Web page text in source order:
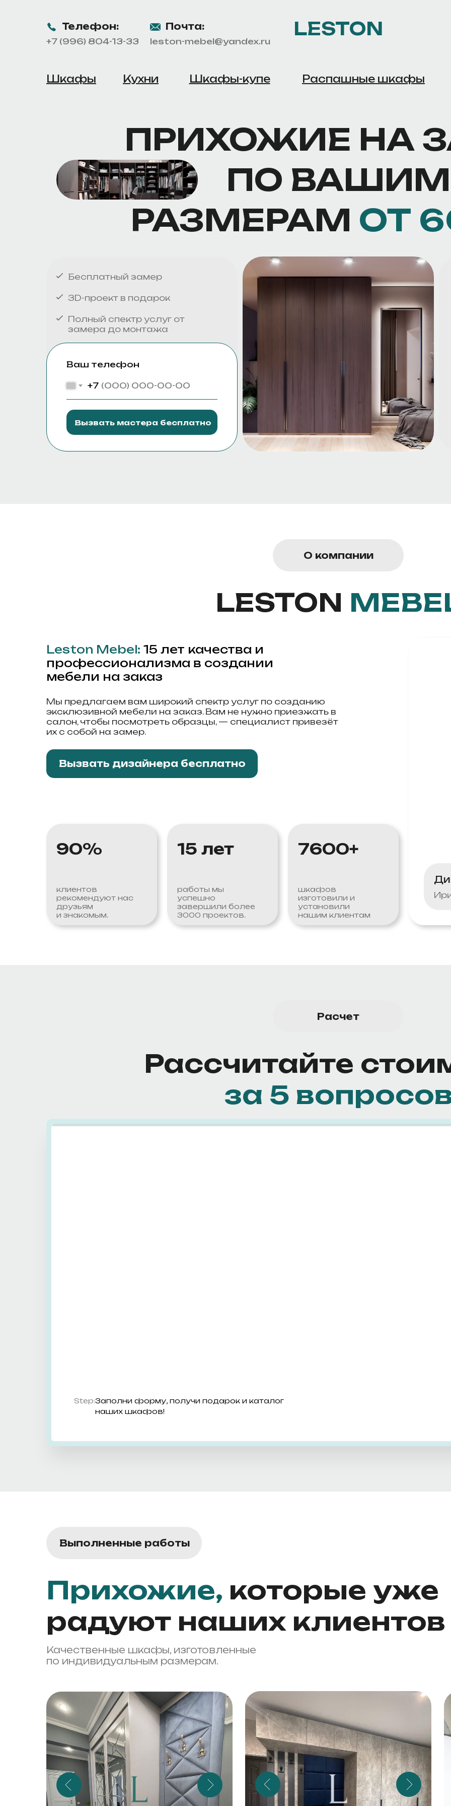
ПРИХОЖИЕ НА
РАЗМЕРАМ ОТ
ПО ВАШИМ
Шкафы Кухни Шкафы-купе Распашные шкафы
Телефон:
+7 (996) 804-13-33
Почта:
leston-mebel@yandex.ru
LESTON
Бесплатный замер
3D-проект в подарок
Полный спектр услуг от
замера до монтажа
Ваш телефон
+7
Вызвать мастера бесплатно
LESTON
О компании
Мы предлагаем вам широкий спектр услуг по созданию
эксклюзивной мебели на заказ. Вам не нужно приезжать в
салон, чтобы посмотреть образцы, — специалист привезёт
их с собой на замер.
Leston Mebel: 15 лет качества и
профессионализма в создании
мебели на заказ
90%
клиентов
рекомендуют нас
друзьям
и знакомым.
15 лет
работы мы
успешно
завершили более
3000 проектов.
7600+
шкафов
изготовили и
установили
нашим клиентам
Вызвать дизайнера бесплатно
Рассчитайте
за 5
Расчет
Step:Заполни форму, получи подарок и каталог
наших шкафов!
Прихожие, которые уже
радуют наших клиентов
Выполненные работы
Качественные шкафы, изготовленные
по индивидуальным размерам.